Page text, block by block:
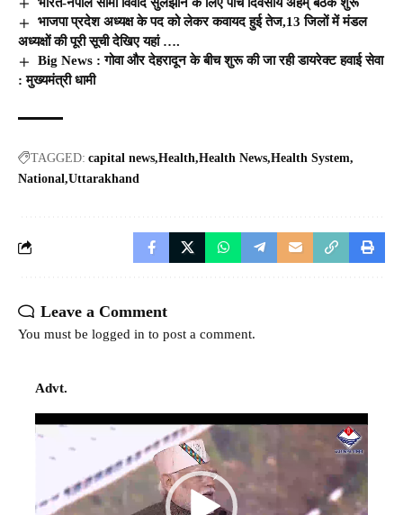
भाजपा प्रदेश अध्यक्ष के पद को लेकर कवायद हुई तेज,13 जिलों में मंडल
अध्यक्षों की पूरी सूची देखिए यहां ….
Big News : गोवा और देहरादून के बीच शुरू की जा रही डायरेक्ट हवाई सेवा
: मुख्यमंत्री धामी
TAGGED: capital news Health Health News Health System
National Uttarakhand
Leave a Comment
You must be logged in to post a comment.
Advt.
Video